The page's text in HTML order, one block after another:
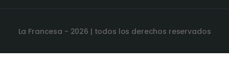
La Francesa - 2026 | todos los derechos reservados